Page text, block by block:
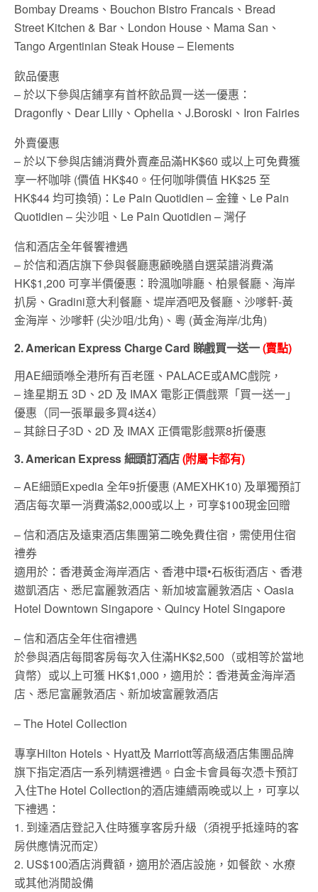
Bombay Dreams、Bouchon Bistro Francais、Bread
Street Kitchen & Bar、London House、Mama San、
Tango Argentinian Steak House – Elements
飲品優惠
– 於以下參與店鋪享有首杯飲品買一送一優惠：
Dragonfly、Dear Lilly、Ophelia、J.Boroski、Iron Fairies
外賣優惠
– 於以下參與店鋪消費外賣產品滿HK$60 或以上可免費獲
享一杯咖啡 (價值 HK$40。任何咖啡價值 HK$25 至
HK$44 均可換領)：Le Pain Quotidien – 金鐘、Le Pain
Quotidien – 尖沙咀、Le Pain Quotidien – 灣仔
信和酒店全年餐饗禮遇
– 於信和酒店旗下參與餐廳惠顧晚膳自選菜譜消費滿
HK$1,200 可享半價優惠：聆渢咖啡廳、柏景餐廳、海岸
扒房、Gradini意大利餐廳、堤岸酒吧及餐廳、沙嗲軒-黃
金海岸、沙嗲軒 (尖沙咀/北角)、粵 (黃金海岸/北角)
2. American Express Charge Card 睇戲買一送一(賣點)
用AE細頭喺全港所有百老匯、PALACE或AMC戲院，
– 逢星期五 3D、2D 及 IMAX 電影正價戲票「買一送一」
優惠（同一張單最多買4送4）
– 其餘日子3D、2D 及 IMAX 正價電影戲票8折優惠
3. American Express細頭訂酒店(附屬卡都有)
– AE細頭Expedia 全年9折優惠 (AMEXHK10) 及單獨預訂
酒店每次單一消費滿$2,000或以上，可享$100現金回贈
– 信和酒店及遠東酒店集團第二晚免費住宿，需使用住宿
禮券
適用於：香港黃金海岸酒店、香港中環•石板街酒店、香港
遨凱酒店、悉尼富麗敦酒店、新加坡富麗敦酒店、Oasia
Hotel Downtown Singapore、Quincy Hotel Singapore
– 信和酒店全年住宿禮遇
於參與酒店每間客房每次入住滿HK$2,500（或相等於當地
貨幣）或以上可獲 HK$1,000，適用於：香港黃金海岸酒
店、悉尼富麗敦酒店、新加坡富麗敦酒店
– The Hotel Collection
專享Hilton Hotels、Hyatt及 Marriott等高級酒店集團品牌
旗下指定酒店一系列精選禮遇。白金卡會員每次憑卡預訂
入住The Hotel Collection的酒店連續兩晚或以上，可享以
下禮遇：
1. 到達酒店登記入住時獲享客房升級（須視乎抵達時的客
房供應情況而定）
2. US$100酒店消費額，適用於酒店設施，如餐飲、水療
或其他消閒設備